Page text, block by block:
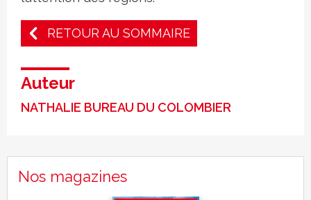
RETOUR AU SOMMAIRE
Auteur
NATHALIE BUREAU DU COLOMBIER
Nos magazines